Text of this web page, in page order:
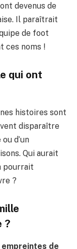
devenus de
Il paraîtrait
de foot
ces noms !
qui ont
histoires sont
disparaître
ou d’un
Qui aurait
pourrait
?
?
empreintes de